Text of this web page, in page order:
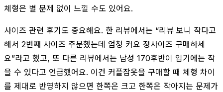
체형은 별 문제 없이 느낄 수도 있어요.
사이즈 관련 후기도 중요해요. 한 리뷰에서는 “리뷰 보니 작다고
해서 2번째 사이즈 주문했는데 엄청 커요 정사이즈 구매하세
요”라고 했고, 또 다른 리뷰에서는 남성 170후반이 입기에는 작
을 수 있다고 언급했어요. 이건 커플잠옷을 구매할 때 체형 차이
를 제대로 반영하지 않으면 한쪽은 크고 한쪽은 작아지는 문제가